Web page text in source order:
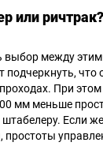
или ричтрак?
выбор между
подчеркнуть,
При
мм меньше
Если
простоты